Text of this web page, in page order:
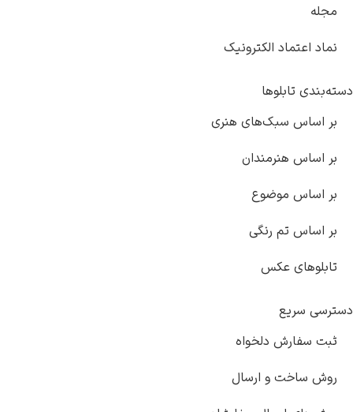
مجله
نماد اعتماد الکترونیک
دسته‌بندی تابلوها
بر اساس سبک‌های هنری
بر اساس هنرمندان
بر اساس موضوع
بر اساس تم رنگی
تابلوهای عکس
دسترسی سریع
ثبت سفارش دلخواه
روش ساخت و ارسال